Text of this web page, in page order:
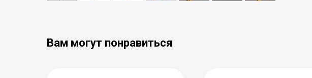
Вам могут понравиться